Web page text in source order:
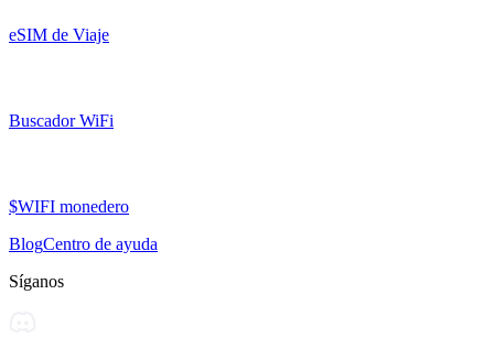
eSIM de Viaje
Buscador WiFi
$WIFI monedero
BlogCentro de ayuda
Síganos